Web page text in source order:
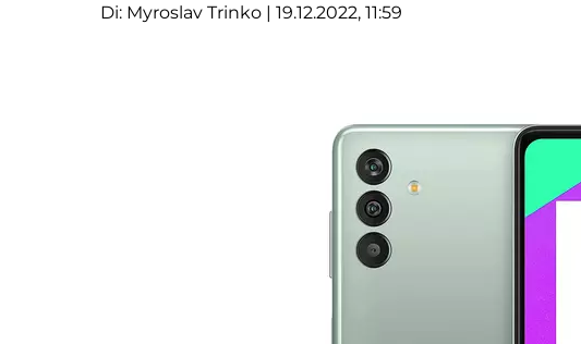
Di: Myroslav Trinko | 19.12.2022, 11:59